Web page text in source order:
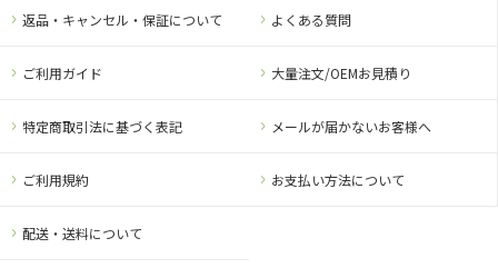
ご利用ガイド
ご利用規約
大量注文/OEMお見積り
お支払い方法について
よくある質問
特定商取引法に基づく表記
配送・送料について
メールが届かないお客様へ
返品・キャンセル・保証について